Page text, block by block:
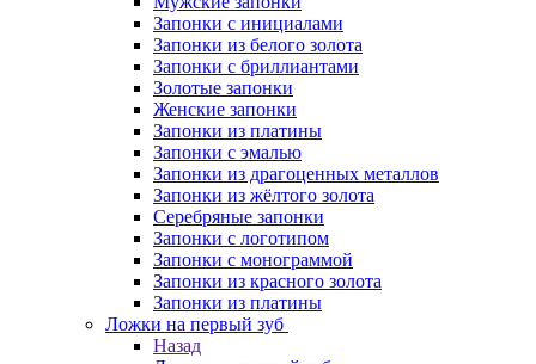
Запонки с инициалами
Запонки из белого золота
Запонки с бриллиантами
Золотые запонки
Женские запонки
Запонки из платины
Запонки с эмалью
Запонки из драгоценных металлов
Запонки из жёлтого золота
Серебряные запонки
Запонки с логотипом
Запонки с монограммой
Запонки из красного золота
Запонки из платины
Ложки на первый зуб
Назад